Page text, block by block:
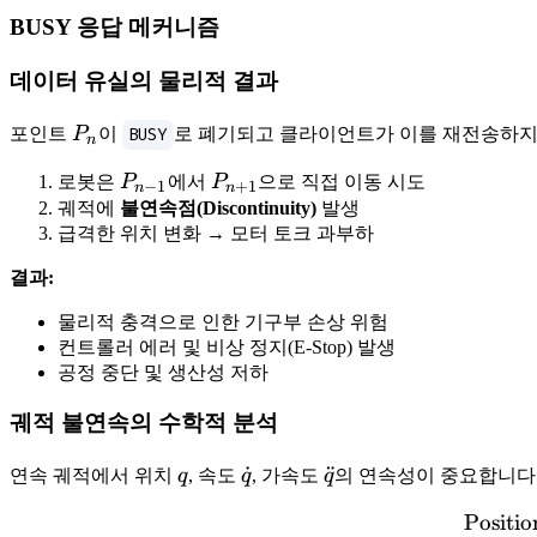
BUSY 응답 메커니즘
데이터 유실의 물리적 결과
포인트 P_n
Pn 이 BUSY 로 폐기되고 클라이언트가 이를 재전송하
로봇은 P_{n-
1}
Pn−1 에서 P_{n+1}
Pn+1 으로 직접 이동 시도
궤적에 불연속점(Discontinuity) 발생
급격한 위치 변화 → 모터 토크 과부하
결과:
물리적 충격으로 인한 기구부 손상 위험
컨트롤러 에러 및 비상 정지(E-Stop) 발생
공정 중단 및 생산성 저하
궤적 불연속의 수학적 분석
연속 궤적에서 위치 q
q, 속도 \dot{q}
q
˙, 가속도 \ddot{q}
q
¨의 연속성이 중요합니